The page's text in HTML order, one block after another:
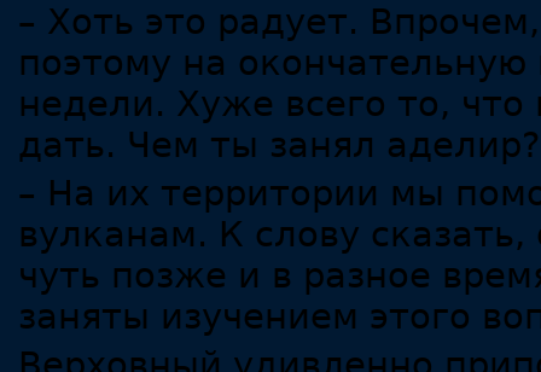
– Хоть это радует.
поэтому на
недели. Хуже всего то,
дать. Чем ты занял аделир?
– На их территории мы
вулканам. К слову
чуть позже и в разное
заняты изучением этого